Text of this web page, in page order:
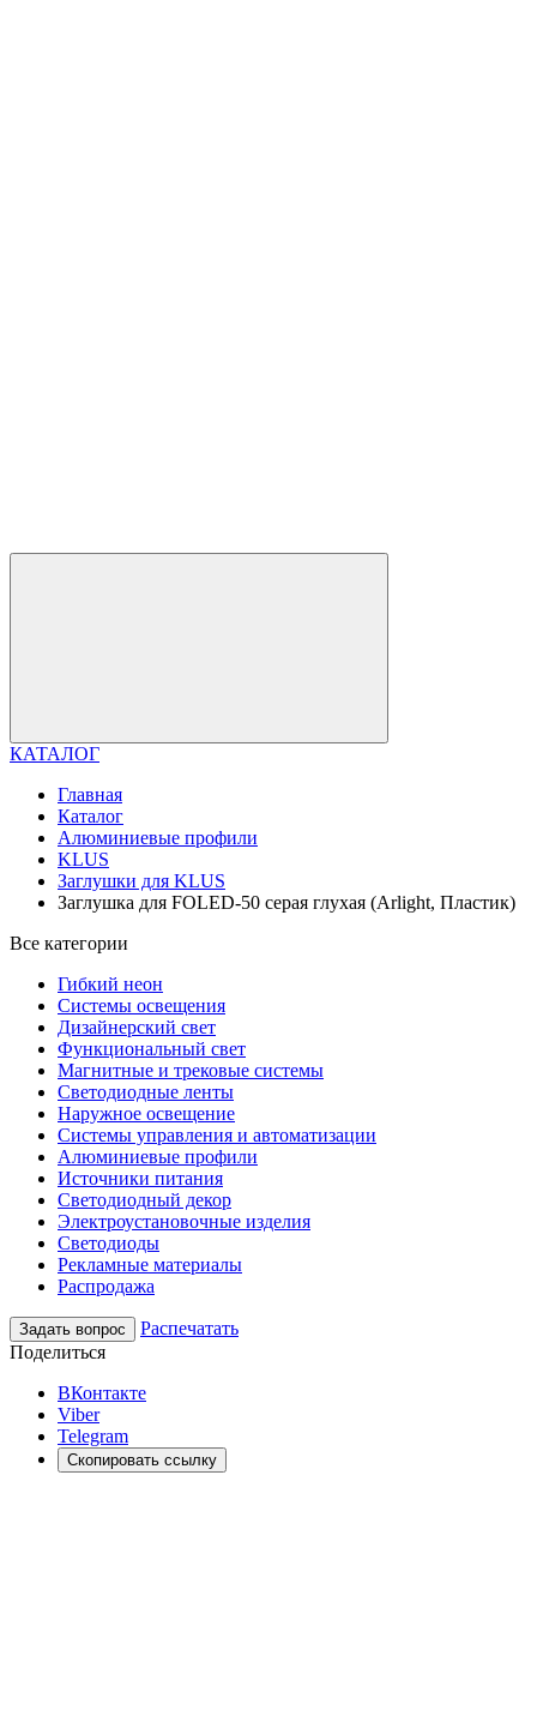
КАТАЛОГ
Главная
Каталог
Алюминиевые профили
KLUS
Заглушки для KLUS
Заглушка для FOLED-50 серая глухая (Arlight, Пластик)
Все категории
Гибкий неон
Системы освещения
Дизайнерский свет
Функциональный свет
Магнитные и трековые системы
Светодиодные ленты
Наружное освещение
Системы управления и автоматизации
Алюминиевые профили
Источники питания
Светодиодный декор
Электроустановочные изделия
Светодиоды
Рекламные материалы
Распродажа
Задать вопрос
Распечатать
Поделиться
ВКонтакте
Viber
Telegram
Скопировать ссылку